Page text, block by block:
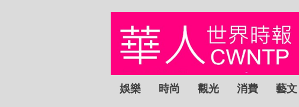
娛樂 時尚 觀光 消費 藝文